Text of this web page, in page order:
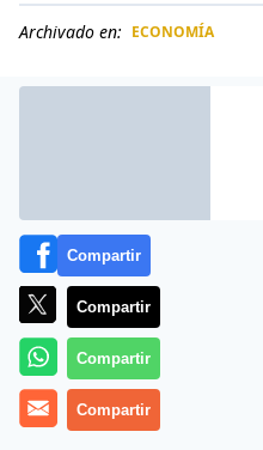
Archivado en: ECONOMÍA
Más información
Compartir
Compartir
Compartir
Compartir